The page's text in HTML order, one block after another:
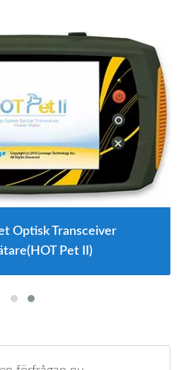
Optisk Transceiver
Pet II)